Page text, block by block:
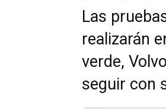
Las
realizarán
verde,
seguir con